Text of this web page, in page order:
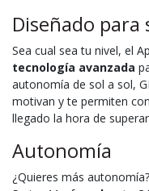
Diseñado para
Sea cual sea tu nivel, el
tecnología avanzada
autonomía de sol a sol,
motivan y te permiten
llegado la hora de
Autonomía
¿Quieres más